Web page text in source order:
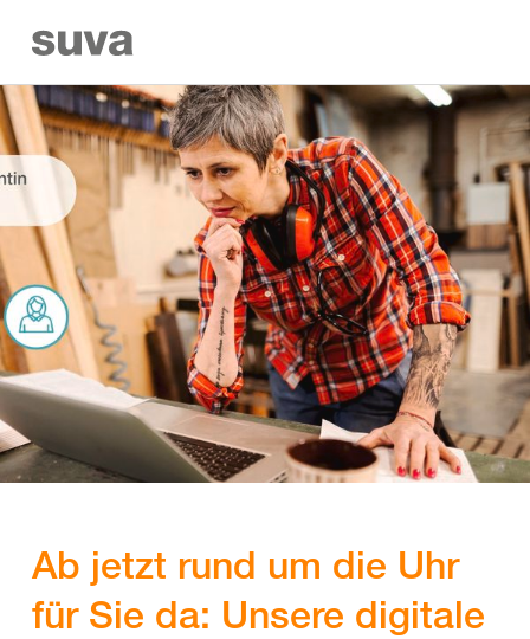
Ab jetzt rund um die Uhr
für Sie da: Unsere digitale